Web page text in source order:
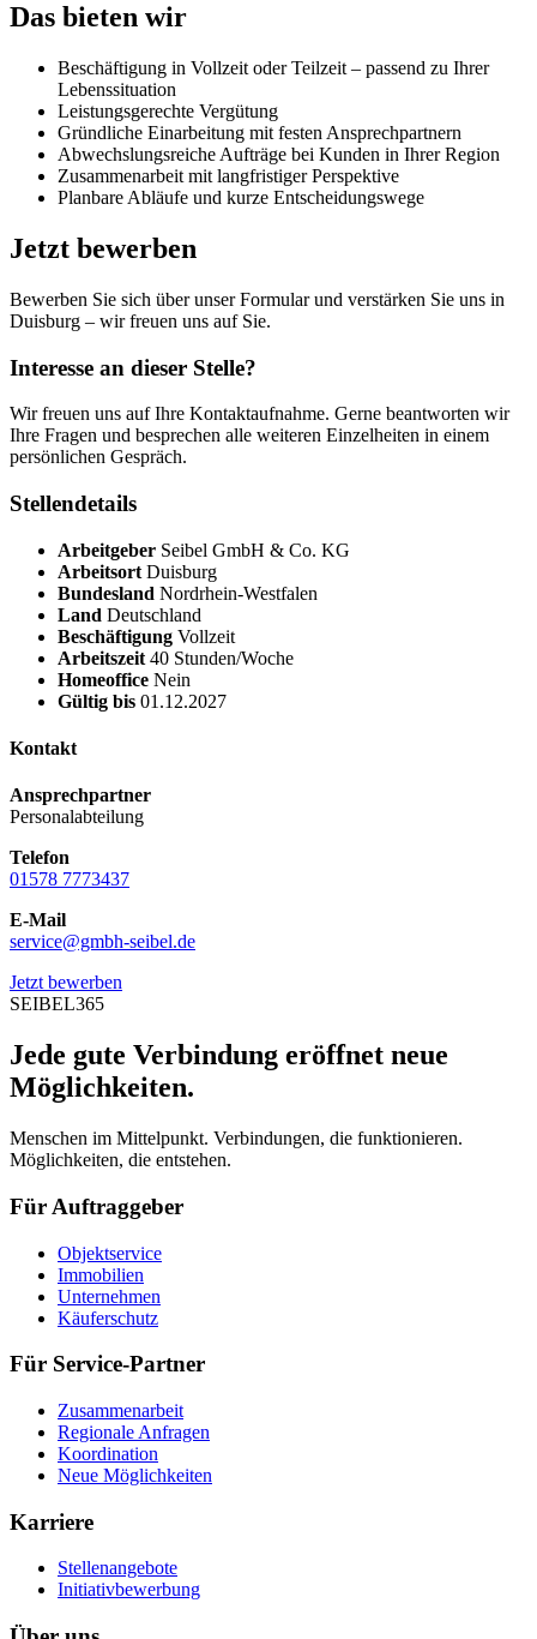
Das bieten wir
Beschäftigung in Vollzeit oder Teilzeit – passend zu Ihrer
Lebenssituation
Leistungsgerechte Vergütung
Gründliche Einarbeitung mit festen Ansprechpartnern
Abwechslungsreiche Aufträge bei Kunden in Ihrer Region
Zusammenarbeit mit langfristiger Perspektive
Planbare Abläufe und kurze Entscheidungswege
Jetzt bewerben
Bewerben Sie sich über unser Formular und verstärken Sie uns in
Duisburg – wir freuen uns auf Sie.
Interesse an dieser Stelle?
Wir freuen uns auf Ihre Kontaktaufnahme. Gerne beantworten wir
Ihre Fragen und besprechen alle weiteren Einzelheiten in einem
persönlichen Gespräch.
Stellendetails
Arbeitgeber Seibel GmbH & Co. KG
Arbeitsort Duisburg
Bundesland Nordrhein-Westfalen
Land Deutschland
Beschäftigung Vollzeit
Arbeitszeit 40 Stunden/Woche
Homeoffice Nein
Gültig bis 01.12.2027
Kontakt
Ansprechpartner
Personalabteilung
Telefon
01578 7773437
E-Mail
service@gmbh-seibel.de
Jetzt bewerben
SEIBEL365
Jede gute Verbindung eröffnet neue
Möglichkeiten.
Menschen im Mittelpunkt. Verbindungen, die funktionieren.
Möglichkeiten, die entstehen.
Für Auftraggeber
Objektservice
Immobilien
Unternehmen
Käuferschutz
Für Service-Partner
Zusammenarbeit
Regionale Anfragen
Koordination
Neue Möglichkeiten
Karriere
Stellenangebote
Initiativbewerbung